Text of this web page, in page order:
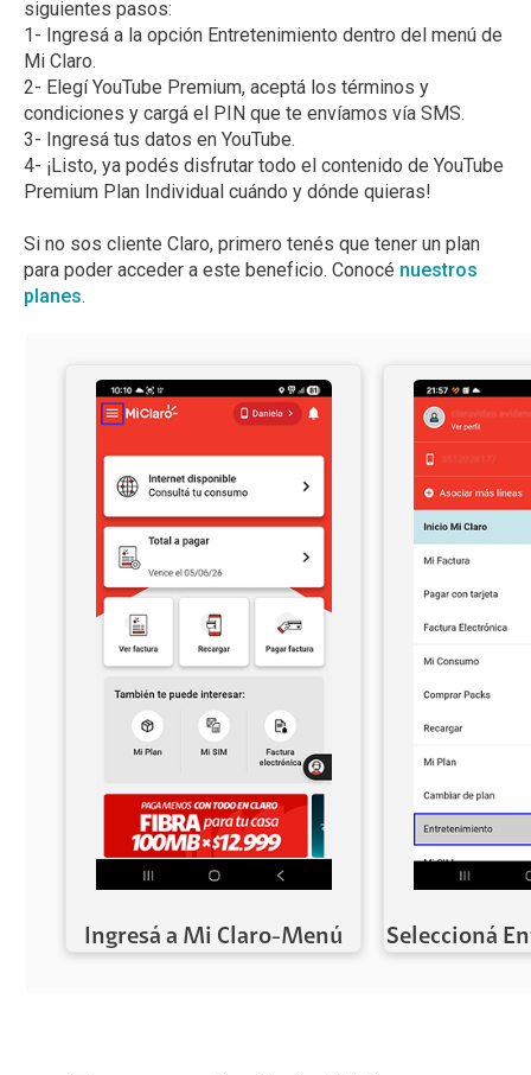
siguientes pasos:
1- Ingresá a la opción Entretenimiento dentro del menú de
Mi Claro.
2- Elegí YouTube Premium, aceptá los términos y
condiciones y cargá el PIN que te envíamos vía SMS.
3- Ingresá tus datos en YouTube.
4- ¡Listo, ya podés disfrutar todo el contenido de YouTube
Premium Plan Individual cuándo y dónde quieras!
Si no sos cliente Claro, primero tenés que tener un plan
para poder acceder a este beneficio. Conocé nuestros
planes.
Ingresá a Mi Claro-Menú Seleccioná